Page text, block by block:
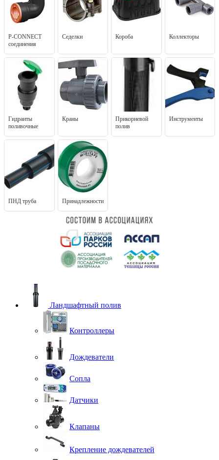
P-CONNECT
соединения
Седелки Короба Коллекторы
Гидранты
поливочные
Краны
Прикорневой
полив
Инструменты
ПНД труба Принадлежности
Ландшафтный полив
Контроллеры
Дождеватели
Сопла
Датчики
Клапаны
Крепление дождевателей